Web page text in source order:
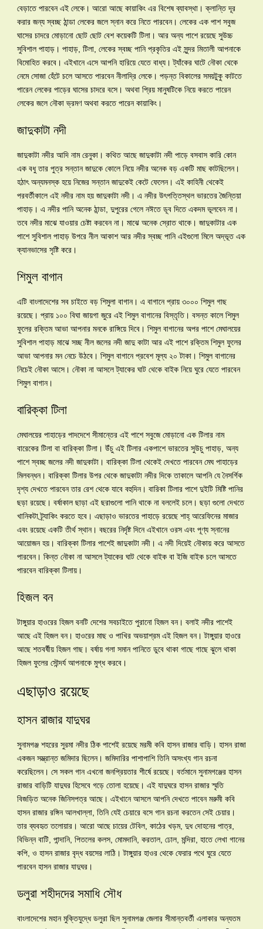
বেড়াতে পারবেন এই লেকে। আরো আছে কায়াকিং এর বিশেষ ব্যাবস্থা। ক্লান্তি দূর
করার জন্য স্বচ্ছ ঠান্ডা লেকের জলে স্নান করে নিতে পারবেন। লেকের এক পাশ সবুজ
ঘাসের চাদরে মোড়ানো ছোট ছোট বেশ কয়েকটি টিলা। আর অন্য পাশে রয়েছে সুউচ্চ
সুবিশাল পাহাড়। পাহাড়, টিলা, লেকের স্বচ্ছ পানি প্রকৃতির এই সুন্দর মিতালী আপনাকে
বিমোহিত করবে। এইখানে এসে আপনি হারিয়ে যেতে বাধ্য। ট্যাঁকের ঘাটে নৌকা থেকে
নেমে সোজা হেঁটে চলে আসতে পারবেন নীলাদ্রি লেকে। পড়ন্ত বিকালের সময়টুকু কাটতে
পারেন লেকের পাড়ের ঘাসের চাদরে বসে। অথবা প্রিয় মানুষটিকে নিয়ে করতে পারেন
লেকের জলে নৌকা ভ্রমণ অথবা করতে পারেন কায়াকিং।
জাদুকাটা নদী
জাদুকাটা নদীর আদি নাম রেনুকা। কথিত আছে জাদুকাটা নদী পাড়ে বসবাস কারি কোন
এক বধু তার পুত্র সন্তান জাদুকে কোলে নিয়ে নদীর অনেক বড় একটি মাছ কাটছিলেন।
হঠাৎ অন্যমনস্ক হয়ে নিজের সন্তান জাদুকেই কেটে ফেলেন। এই কাহিনী থেকেই
পরবর্তীকালে এই নদীর নাম হয় জাদুকাটা নদী। এ নদীর উৎপত্তিস্থল ভারতের জৈন্তিয়া
পাহাড়। এ নদীর পানি অনেক ঠান্ডা, দুপুরের গেলে নঈতে ডূব দিতে একদম ভূলবেন না।
তবে নদীর মাঝে যাওয়ার চেষ্টা করবেন না। মাঝে অনেক স্রোত থাকে। জাদুকাটার এক
পাশে সুবিশাল পাহাড় উপরে নীল আকাশ আর নদীর স্বচ্ছ পানি এইগুলো মিলে অদ্ভূত এক
ক্যানভাসের সৃষ্টি করে।
শিমুল বাগান
এটি বাংলাদেশের সব চাইতে বড় শিমুলা বাগান। এ বাগানে প্রায় ৩০০০ শিমুল গাছ
রয়েছে। প্রায় ১০০ বিঘা জায়গা জুরে এই শিমুল বাগানের বিস্তৃতি। বসন্ত কালে শিমুল
ফুলের রক্তিম আভা আপনার মনকে রাঙ্গিয়ে দিবে। শিমুল বাগানের অপর পাশে মেঘালয়ের
সুবিশাল পাহাড় মাঝে সচ্ছ নীল জলের নদী জাদু কাটা আর এই পাশে রক্তিম শিমুল ফুলের
আভা আপনার মন নেচে উঠবে। শিমুল বাগানে প্রবেশ মূল্য ২০ টাকা। শিমুল বাগানের
নিচেই নৌকা আসে। নৌকা না আসলে ট্যাকের ঘাট থেকে বাইক নিয়ে ঘুরে যেতে পারবেন
শিমুল বাগান।
বারিক্কা টিলা
মেঘালয়ের পাহাড়ের পাদদেশে সীমান্তের এই পাশে সবুজে মোড়ানো এক টিলার নাম
বারেকের টিলা বা বারিক্কা টিলা। উঁচু এই টিলার একপাশে ভারতের সুউচু পাহাড়, অন্য
পাশে স্বচ্ছ জলের নদী জাদুকাটা। বারিক্কা টিলা থেকেই দেখতে পারবেন মেঘ পাহাড়ের
মিলবন্ধন। বারিক্কা টিলার উপর থেকে জাদুকাটা নদীর দিকে তাকালে আপনি যে নৈসর্গিক
দৃশ্য দেখতে পারবেন তার রেশ থেকে যাবে বহুদিন। বারিকা টিলার পাশে দুইটি মিষ্টি পানির
ছড়া রয়েছে। বর্ষাকাল ছাড়া এই ছরাগুলো পানি থাকে না বললেই চলে। ছড়া গুলো দেখতে
খানিকটা ট্র্যাকিং করতে হবে। এছাড়াও ভারতের পাহাড়ে রয়েছে শাহ্ আরেফিনের মাজার
এবং রয়েছে একটি তীর্থ স্থান। বছরের নির্দৃষ্ট দিনে এইখানে ওরস এবং পূণ্য স্নানের
আয়োজন হয়। বারিক্কা টিলার পাশেই জাদুকাটা নদী। এ নদী দিয়েই নৌকায় করে আসতে
পারবেন। কিন্ত নৌকা না আসলে ট্যাকের ঘাট থেকে বাইক বা ইজি বাইক চলে আসতে
পারবেন বারিক্কা টিলায়।
হিজল বন
টাঙ্গুয়ার হাওরের হিজল বনটি দেশের সবচাইতে পুরানো হিজল বন। বলাই নদীর পাশেই
আছে এই হিজল বন। হাওরের মাছ ও পাখির অভয়াশ্রম এই হিজল বন। টাঙ্গুয়ার হাওরে
আছে শতবর্ষীয় হিজল গাছ। বর্ষায় গলা সমান পানিতে ডুবে থাকা গাছে গাছে ঝুলে থাকা
হিজল ফুলের সৌন্দর্য আপনাকে মুগ্ধ করবে।
এছাড়াও রয়েছে
হাসন রাজার যাদুঘর
সুনামগঞ্জ শহরের সুরমা নদীর ঠিক পাশেই রয়েছে মরমী কবি হাসন রাজার বাড়ি। হাসন রাজা
একজন সম্ভ্রান্ত জমিদার ছিলেন। জমিদারির পাশাপাশি তিনি অসংখ্য গান রচনা
করেছিলেন। সে সকল গান এখনো জনপ্রিয়তার শীর্ষে রয়েছে। বর্তমানে সুনামগঞ্জের হাসন
রাজার বাড়িটি যাদুঘর হিসেবে গড়ে তোলা হয়েছে। এই যাদুঘরে হাসন রাজার স্মৃতি
বিজড়িত অনেক জিনিসপত্র আছে। এইখানে আসলে আপনি দেখতে পাবেন মরুমী কবি
হাসন রাজার রঙ্গিন আলখাল্লা, তিনি যেই চেয়ারে বসে গান রচনা করতেন সেই চেয়ার।
তার ব্যবহৃত তলোয়ার। আরো আছে চায়ের টেবিল, কাঠের খড়ম, দুধ দোহনের পাত্র,
বিভিন্ন বাটি, পান্দানি, পিতলের কলস, মোমদানি, করতাল, ঢোল, মন্দিরা, হাতে লেখা গানের
কপি, ও হাসন রাজার বৃদ্ধ বয়সের লাঠি। টাঙ্গুয়ার হাওর থেকে ফেরার পথে ঘুরে যেতে
পারবেন হাসন রাজার যাদুঘর।
ডলুরা শহীদদের সমাধি সৌধ
বাংলাদেশের মহান মুক্তিযুদ্ধে ডলুরা ছিল সুনামগঞ্জ জেলার সীমান্তবর্তী এলাকার অন্যতম